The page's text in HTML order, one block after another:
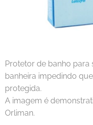
Protetor de banho
banheira impedindo
protegida.
A imagem é
Orliman.